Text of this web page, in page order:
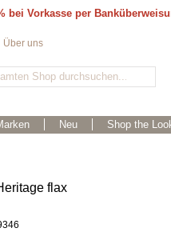
bei Vorkasse per
Neu Shop the
Über uns
flax